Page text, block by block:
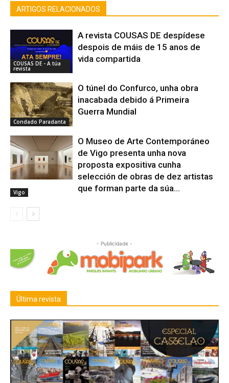
ARTIGOS RELACIONADOS
COUSAS DE - A túa
revista
A revista COUSAS DE despídese
despois de máis de 15 anos de
vida compartida
Condado Paradanta
O túnel do Confurco, unha obra
inacabada debido á Primeira
Guerra Mundial
Vigo
O Museo de Arte Contemporáneo
de Vigo presenta unha nova
proposta expositiva cunha
selección de obras de dez artistas
que forman parte da súa...
- Publicidade -
Última revista